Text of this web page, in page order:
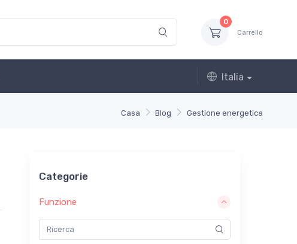
0
Carrello
Italia
Casa Blog Gestione energetica
Categorie
Funzione